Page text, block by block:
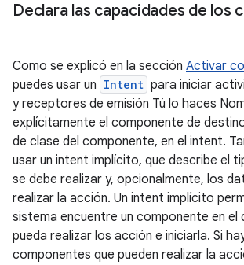
Declara las capacidades de los
Como se explicó en la sección Activar
puedes usar un Intent para iniciar
y receptores de emisión Tú lo haces
explícitamente el componente de
de clase del componente, en el intent.
usar un intent implícito, que describe el
se debe realizar y, opcionalmente, los
realizar la acción. Un intent implícito
sistema encuentre un componente en el
pueda realizar los acción e iniciarla. Si
componentes que pueden realizar la